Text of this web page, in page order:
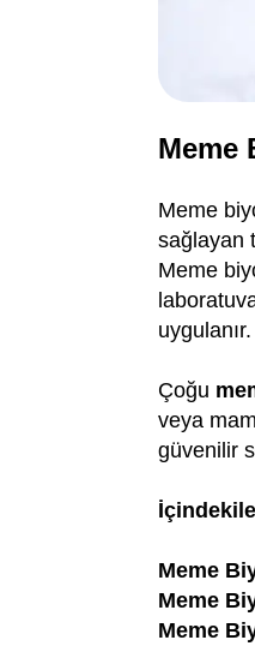
Meme
Meme
sağlayan
Meme
uygulanır.
Çoğu
veya
güvenilir
Meme
Meme
Meme